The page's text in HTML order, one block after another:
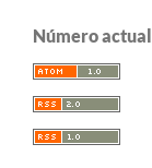
Número actual